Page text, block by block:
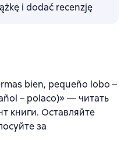
i dodać recenzję
bien, pequeño lobo –
– polaco)» — читать
книги. Оставляйте
за